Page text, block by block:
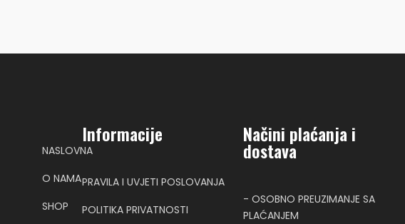
NASLOVNA
O NAMA
SHOP
Informacije
PRAVILA I UVJETI POSLOVANJA
POLITIKA PRIVATNOSTI
Načini plaćanja i
dostava
- OSOBNO PREUZIMANJE SA
PLAĆANJEM